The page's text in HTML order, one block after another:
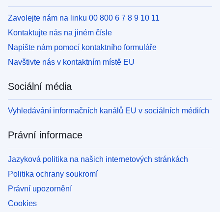
Zavolejte nám na linku 00 800 6 7 8 9 10 11
Kontaktujte nás na jiném čísle
Napište nám pomocí kontaktního formuláře
Navštivte nás v kontaktním místě EU
Sociální média
Vyhledávání informačních kanálů EU v sociálních médiích
Právní informace
Jazyková politika na našich internetových stránkách
Politika ochrany soukromí
Právní upozornění
Cookies